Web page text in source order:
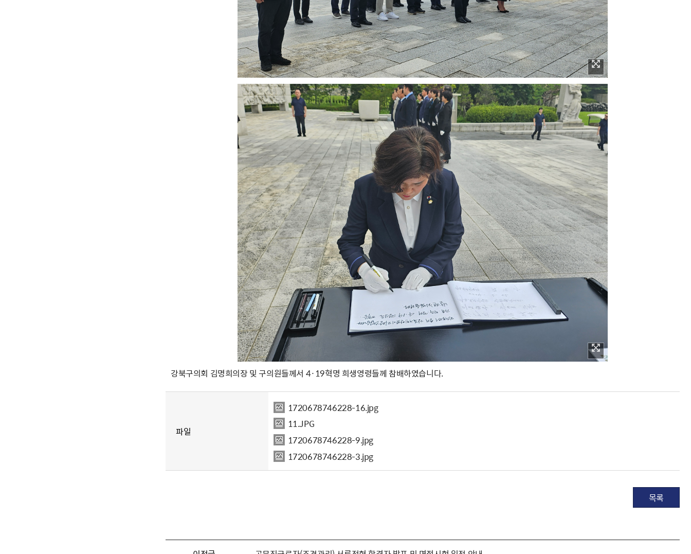
강북구의회 김명희의장 및 구의원들께서 4·19혁명 희생영령들께 참배하였습니다.
파일
1720678746228-16.jpg
11.JPG
1720678746228-9.jpg
1720678746228-3.jpg
목록